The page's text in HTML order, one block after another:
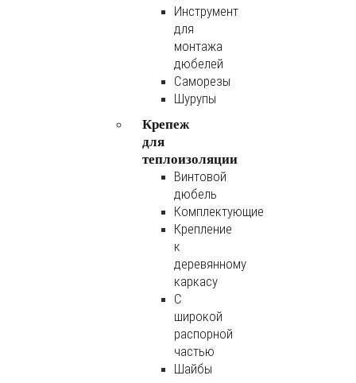
Инструмент
для
монтажа
дюбелей
Саморезы
Шурупы
Крепеж
для
теплоизоляции
Винтовой
дюбель
Комплектующие
Крепление
к
деревянному
каркасу
С
широкой
распорной
частью
Шайбы